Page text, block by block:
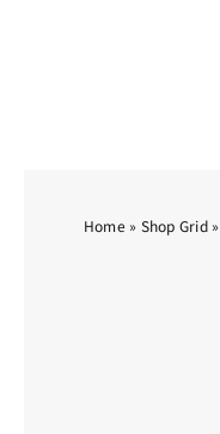
Home» Shop Grid»